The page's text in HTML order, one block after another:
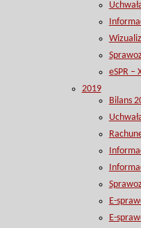
eSPR –
2019
Bilans
E-
E-